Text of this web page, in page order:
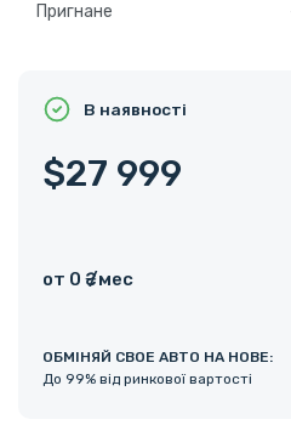
Пригнане
В наявності
$27 999
от 0 ₴ /мес
ОБМІНЯЙ СВОЕ АВТО НА НОВЕ:
До 99% від ринкової вартості